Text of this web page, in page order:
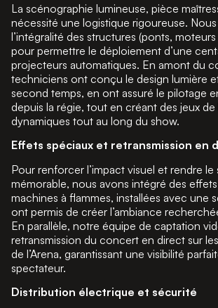
La scénographie lumineuse, pièce
nécessité une logistique rigoureuse.
l’intégralité des structures (ponts,
pour permettre le déploiement d’une
projecteurs automatiques. En amont du
techniciens ont conçu le design lumière
second temps, en ont assuré le pilotage
depuis la régie, tout en créant des jeux de
dynamiques tout au long du show.
Effets spéciaux et retransmission en
Pour renforcer l’impact visuel et rendre le
mémorable, nous avons intégré des
machines à flammes, installées avec une
ont permis de créer l’ambiance
En parallèle, notre équipe de captation
retransmission du concert en direct sur
de l’Arena, garantissant une visibilité
spectateur.
Distribution électrique et sécurité